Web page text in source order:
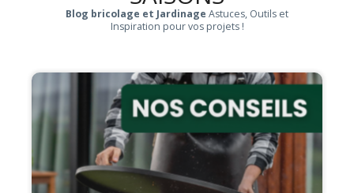
Blog bricolage et Jardinage Astuces, Outils et
Inspiration pour vos projets !